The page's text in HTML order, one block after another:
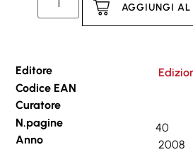
AGGIUNGI AL
Editore
Codice EAN
Curatore
N.pagine
40
Anno
2008